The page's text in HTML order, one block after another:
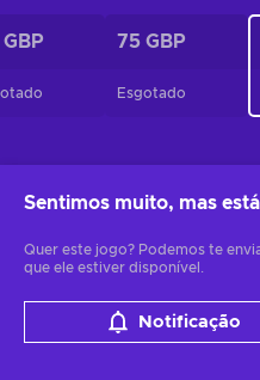
Sentimos muito, mas
Quer este jogo? Podemos te
que ele estiver disponível.
Notificação
75 GBP
Esgotado